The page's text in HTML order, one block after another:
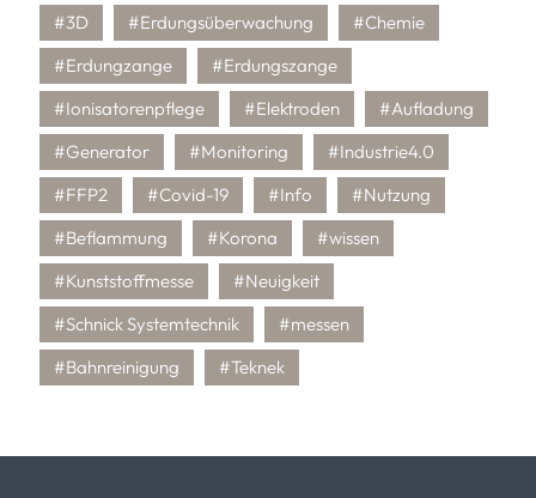
#3D
#Erdungsüberwachung
#Chemie
#Erdungzange
#Erdungszange
#Ionisatorenpflege
#Elektroden
#Aufladung
#Generator
#Monitoring
#Industrie4.0
#FFP2
#Covid-19 #Info
#Nutzung
#Beflammung
#Korona
#wissen
#Kunststoffmesse
#Neuigkeit
#Schnick Systemtechnik
#messen
#Bahnreinigung
#Teknek